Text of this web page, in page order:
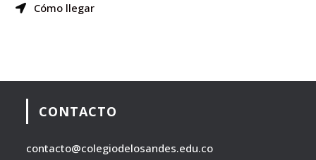
Cómo llegar
CONTACTO
contacto@colegiodelosandes.edu.co